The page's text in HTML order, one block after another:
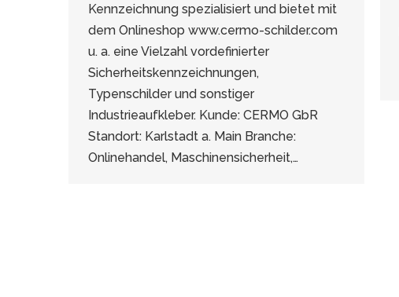
Kennzeichnung spezialisiert und bietet mit
dem Onlineshop www.cermo-schilder.com
u. a. eine Vielzahl vordefinierter
Sicherheitskennzeichnungen,
Typenschilder und sonstiger
Industrieaufkleber. Kunde: CERMO GbR
Standort: Karlstadt a. Main Branche:
Onlinehandel, Maschinensicherheit,…